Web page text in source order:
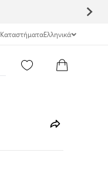
ΚαταστήματαΕλληνικά